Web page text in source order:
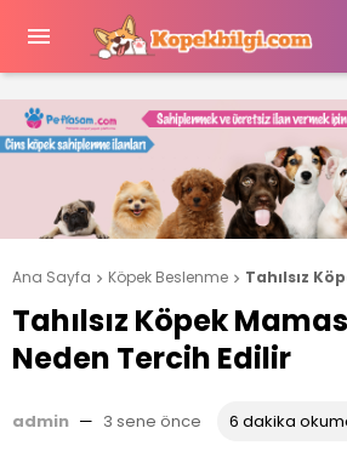

Ana Sayfa  Köpek Beslenme  Tahılsız
Tahılsız Köpek
Neden Tercih Edilir
admin — 3 sene önce 6 dakika